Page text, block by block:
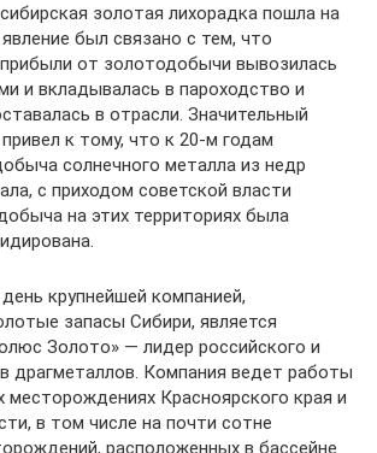
золотая лихорадка пошла на
был связано с тем, что
от золотодобычи вывозилась
и вкладывалась в пароходство и
в отрасли. Значительный
к тому, что к 20-м годам
солнечного металла из недр
с приходом советской власти
на этих территориях была
крупнейшей компанией,
запасы Сибири, является
Золото» — лидер российского и
драгметаллов. Компания ведет работы
месторождениях Красноярского края и
в том числе на почти сотне
расположенных в бассейне